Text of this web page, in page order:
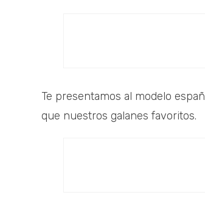
Te presentamos al modelo
que nuestros galanes favoritos.